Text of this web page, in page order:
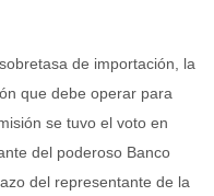
de importación, la
que debe operar para
se tuvo el voto en
del poderoso Banco
del representante de la